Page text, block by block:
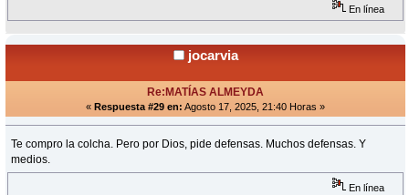
En línea
jocarvia
Re:MATÍAS ALMEYDA
« Respuesta #29 en: Agosto 17, 2025, 21:40 Horas »
Te compro la colcha. Pero por Dios, pide defensas. Muchos defensas. Y
medios.
En línea